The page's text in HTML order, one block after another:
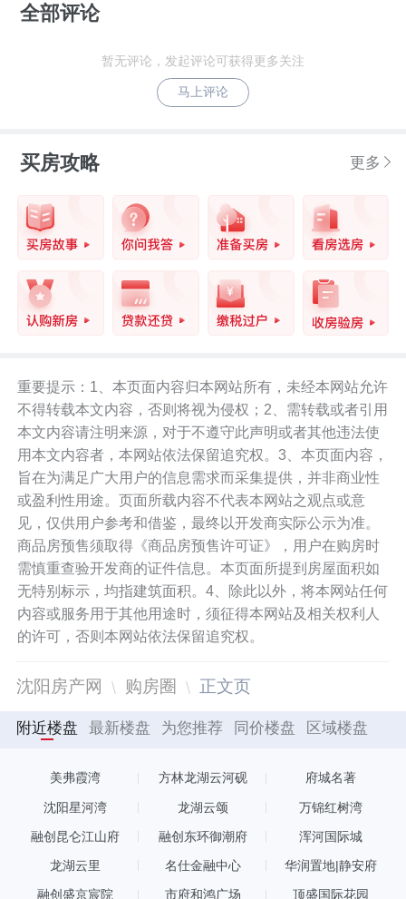
全部评论
暂无评论，发起评论可获得更多关注
马上评论
买房攻略 更多
重要提示：1、本页面内容归本网站所有，未经本网站允许
不得转载本文内容，否则将视为侵权；2、需转载或者引用
本文内容请注明来源，对于不遵守此声明或者其他违法使
用本文内容者，本网站依法保留追究权。3、本页面内容，
旨在为满足广大用户的信息需求而采集提供，并非商业性
或盈利性用途。页面所载内容不代表本网站之观点或意
见，仅供用户参考和借鉴，最终以开发商实际公示为准。
商品房预售须取得《商品房预售许可证》，用户在购房时
需慎重查验开发商的证件信息。本页面所提到房屋面积如
无特别标示，均指建筑面积。4、除此以外，将本网站任何
内容或服务用于其他用途时，须征得本网站及相关权利人
的许可，否则本网站依法保留追究权。
沈阳房产网 购房圈 正文页
附近楼盘 最新楼盘 为您推荐 同价楼盘 区域楼盘
美弗霞湾 方林龙湖云河砚 府城名著
沈阳星河湾 龙湖云颂 万锦红树湾
融创昆仑江山府 融创东环御潮府 浑河国际城
龙湖云里 名仕金融中心 华润置地|静安府
融创盛京宸院 市府和鸿广场 顶盛国际花园